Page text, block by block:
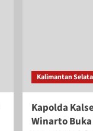
Kalimantan
Kapolda
Winarto